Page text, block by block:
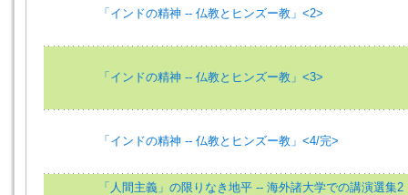
「インドの精神 -- 仏教とヒンズー教」<2>
「インドの精神 -- 仏教とヒンズー教」<3>
「インドの精神 -- 仏教とヒンズー教」<4/完>
「人間主義」の限りなき地平 -- 海外諸大学での講演選集2